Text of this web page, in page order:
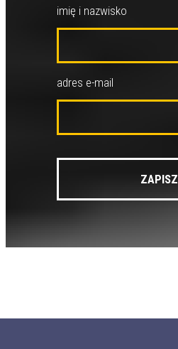
imię i nazwisko
adres e-mail